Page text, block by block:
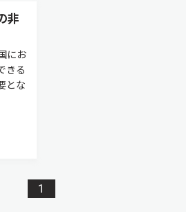
非
にお
きる
とな
1